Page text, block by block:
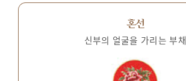
혼선
신부의 얼굴을 가리는 부채